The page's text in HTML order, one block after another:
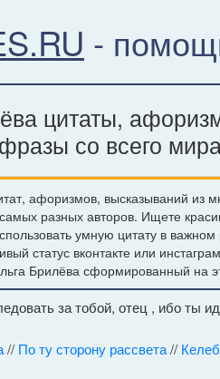
-
цитаты,
фразы со всего
афоризмов, высказываний из
разных авторов. Ищете
умную цитату в
статус вконтакте или
Брилёва сформированный на
за тобой, отец , ибо ты
// По ту сторону рассвета//